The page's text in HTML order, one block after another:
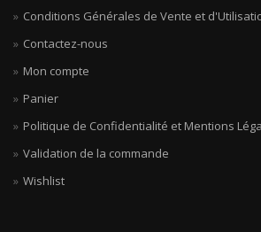
Conditions Générales de Vente et
Contactez-nous
Mon compte
Panier
Politique de Confidentialité et Mentions
Validation de la commande
Wishlist